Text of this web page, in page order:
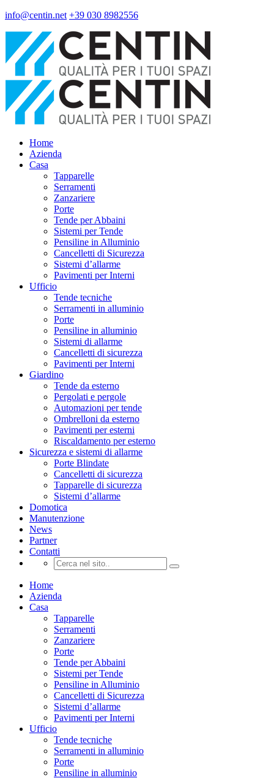
info@centin.net +39 030 8982556
Home
Azienda
Casa
Tapparelle
Serramenti
Zanzariere
Porte
Tende per Abbaini
Sistemi per Tende
Pensiline in Alluminio
Cancelletti di Sicurezza
Sistemi d’allarme
Pavimenti per Interni
Ufficio
Tende tecniche
Serramenti in alluminio
Porte
Pensiline in alluminio
Sistemi di allarme
Cancelletti di sicurezza
Pavimenti per Interni
Giardino
Tende da esterno
Pergolati e pergole
Automazioni per tende
Ombrelloni da esterno
Pavimenti per esterni
Riscaldamento per esterno
Sicurezza e sistemi di allarme
Porte Blindate
Cancelletti di sicurezza
Tapparelle di sicurezza
Sistemi d’allarme
Domotica
Manutenzione
News
Partner
Contatti
Home
Azienda
Casa
Tapparelle
Serramenti
Zanzariere
Porte
Tende per Abbaini
Sistemi per Tende
Pensiline in Alluminio
Cancelletti di Sicurezza
Sistemi d’allarme
Pavimenti per Interni
Ufficio
Tende tecniche
Serramenti in alluminio
Porte
Pensiline in alluminio